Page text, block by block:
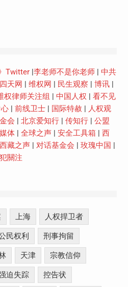
Twitter|李老师不是你老师| 中共
天网 | 维权网 | 民生观察 | 博讯|
权律师关注组 | 中国人权 | 看不见
| 前线卫士| 国际特赦 | 人权观
会 | 北京爱知行| 传知行| 公盟
体| 全球之声| 安全工具箱 | 西
西藏之声| 对话基金会 | 玫瑰中国 |
關注
上海 人权捍卫者
民权利 刑事拘留
天津 宗教信仰
迫失踪 控告状